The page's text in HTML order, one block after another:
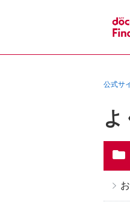
公式サ
よ